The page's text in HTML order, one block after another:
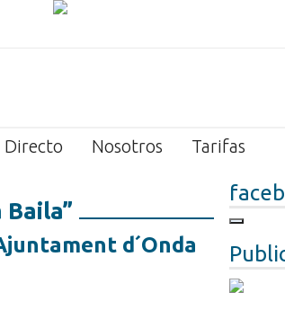
Directo Nosotros Tarifas
Baila”
d´Onda